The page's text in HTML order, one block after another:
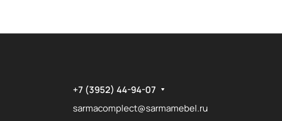
+7 (3952) 44-94-07
sarmacomplect@sarmamebel.ru